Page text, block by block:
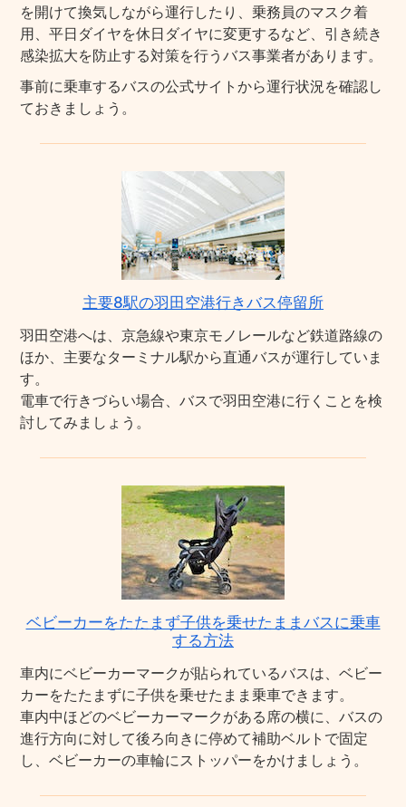
を開けて換気しながら運行したり、乗務員のマスク着
用、平日ダイヤを休日ダイヤに変更するなど、引き続き
感染拡大を防止する対策を行うバス事業者があります。
事前に乗車するバスの公式サイトから運行状況を確認し
ておきましょう。
主要8駅の羽田空港行きバス停留所
羽田空港へは、京急線や東京モノレールなど鉄道路線の
ほか、主要なターミナル駅から直通バスが運行していま
す。
電車で行きづらい場合、バスで羽田空港に行くことを検
討してみましょう。
ベビーカーをたたまず子供を乗せたままバスに乗車
する方法
車内にベビーカーマークが貼られているバスは、ベビー
カーをたたまずに子供を乗せたまま乗車できます。
車内中ほどのベビーカーマークがある席の横に、バスの
進行方向に対して後ろ向きに停めて補助ベルトで固定
し、ベビーカーの車輪にストッパーをかけましょう。